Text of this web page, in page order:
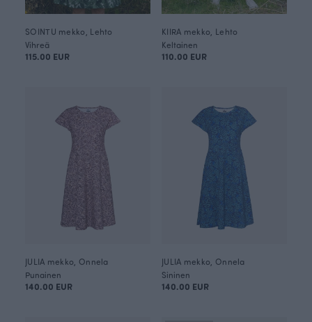
SOINTU mekko, Lehto
Vihreä
115.00 EUR
KIIRA mekko, Lehto
Keltainen
110.00 EUR
JULIA mekko, Onnela
Punainen
140.00 EUR
JULIA mekko, Onnela
Sininen
140.00 EUR